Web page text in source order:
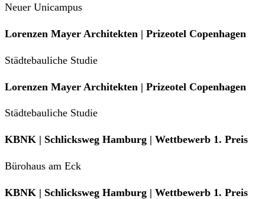
Neuer Unicampus
Lorenzen Mayer Architekten | Prizeotel Copenhagen
Städtebauliche Studie
Lorenzen Mayer Architekten | Prizeotel Copenhagen
Städtebauliche Studie
KBNK | Schlicksweg Hamburg | Wettbewerb 1. Preis
Bürohaus am Eck
KBNK | Schlicksweg Hamburg | Wettbewerb 1. Preis